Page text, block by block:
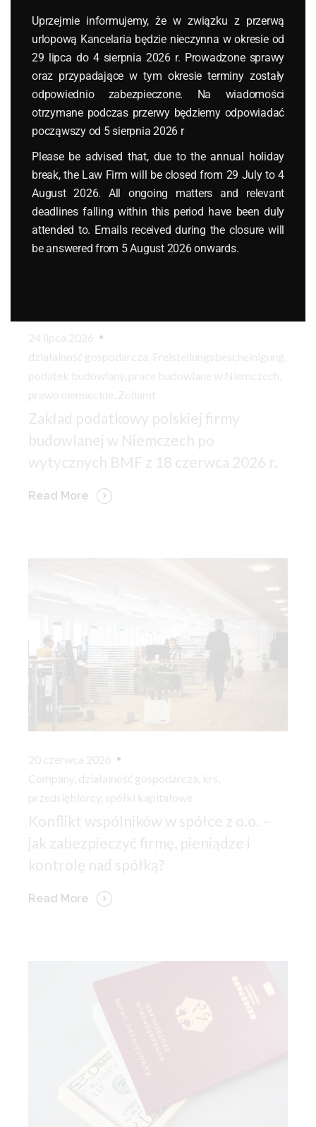
VAT
wizy
Zollamt
Najnowsze wpisy
24 lipca 2026
działalność gospodarcza Freistellungsbescheinigung
podatek budowlany prace budowlane w Niemczech
prawo niemieckie
Zollamt
Zakład podatkowy polskiej firmy
budowlanej w Niemczech po
wytycznych BMF z 18 czerwca 2026 r.
Read More
20 czerwca 2026
Company działalność gospodarcza krs
przedsiębiorcy
spółki kapitałowe
Konflikt wspólników w spółce z o.o. –
jak zabezpieczyć firmę, pieniądze i
kontrolę nad spółką?
Read More
Uprzejmie informujemy, że w związku z przerwą
urlopową Kancelaria będzie nieczynna w okresie od
29 lipca do 4 sierpnia 2026 r. Prowadzone sprawy
oraz przypadające w tym okresie terminy zostały
odpowiednio zabezpieczone. Na wiadomości
otrzymane podczas przerwy będziemy odpowiadać
począwszy od 5 sierpnia 2026 r
Please be advised that, due to the annual holiday
break, the Law Firm will be closed from 29 July to 4
August 2026. All ongoing matters and relevant
deadlines falling within this period have been duly
attended to. Emails received during the closure will
be answered from 5 August 2026 onwards.